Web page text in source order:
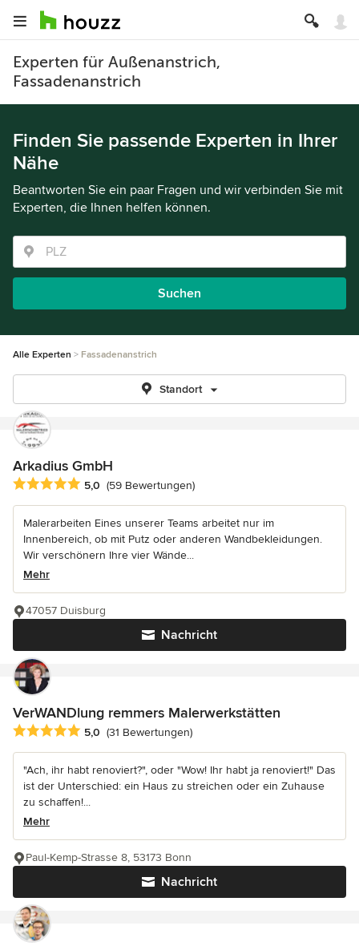
Experten für Außenanstrich,
Fassadenanstrich
Finden Sie passende Experten in Ihrer
Nähe
Beantworten Sie ein paar Fragen und wir verbinden Sie mit
Experten, die Ihnen helfen können.
Suchen
Alle Experten Fassadenanstrich
Standort
Arkadius GmbH
Durchschnittliche Bewertung: 5 von 5 Sternen
5,0 (59 Bewertungen)
Malerarbeiten Eines unserer Teams arbeitet nur im
Innenbereich, ob mit Putz oder anderen Wandbekleidungen.
Wir verschönern Ihre vier Wände...
Mehr
Nachricht
47057 Duisburg
VerWANDlung remmers Malerwerkstätten
Durchschnittliche Bewertung: 5 von 5 Sternen
5,0 (31 Bewertungen)
"Ach, ihr habt renoviert?", oder "Wow! Ihr habt ja renoviert!" Das
ist der Unterschied: ein Haus zu streichen oder ein Zuhause
zu schaffen!...
Mehr
Nachricht
Paul-Kemp-Strasse 8, 53173 Bonn